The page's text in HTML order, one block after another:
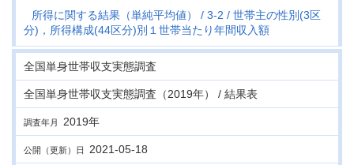
所得に関する結果（単純平均値） 3-2
世帯主の性別(3区
分)，所得構成(44区分)別１世帯当たり年間収入額
全国単身世帯収支実態調査
全国単身世帯収支実態調査（2019年） / 結果表
調査年月 2019年
公開（更新）日 2021-05-18